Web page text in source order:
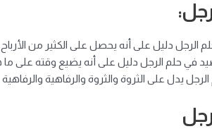
دليل على أنه يحصل على الكثير من الأرباح
في حلم الرجل دليل على أنه يضيع وقته على ما
يدل على الثروة والثروة والرفاهية والرفاهية